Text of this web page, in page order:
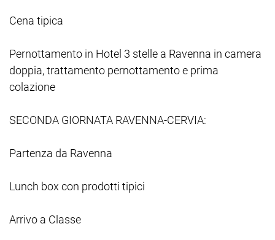
Cena tipica
Pernottamento in Hotel 3 stelle a Ravenna in camera
doppia, trattamento pernottamento e prima
colazione
SECONDA GIORNATA RAVENNA-CERVIA:
Partenza da Ravenna
Lunch box con prodotti tipici
Arrivo a Classe